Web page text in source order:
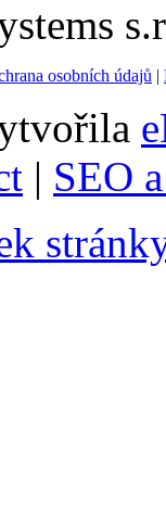
osobních údajů |
| SEO